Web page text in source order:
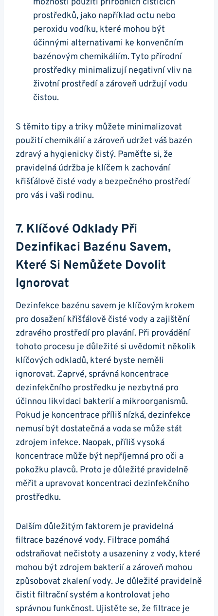
prostředků, jako například octu nebo
peroxidu vodíku, které mohou být
účinnými alternativami ke konvenčním
bazénovým chemikáliím. Tyto přírodní
prostředky minimalizují negativní vliv na
životní prostředí a zároveň udržují vodu
čistou.
S těmito tipy a triky můžete minimalizovat
použití chemikálií a zároveň udržet váš bazén
zdravý a hygienicky čistý. Paměťte si, že
pravidelná údržba je klíčem k zachování
křišťálově čisté vody a bezpečného prostředí
pro vás i vaši rodinu.
7. Klíčové Odklady Při
Dezinfikaci Bazénu Savem,
Které Si Nemůžete Dovolit
Ignorovat
Dezinfekce bazénu savem je klíčovým krokem
pro dosažení křišťálově čisté vody a zajištění
zdravého prostředí pro plavání. Při provádění
tohoto procesu je důležité si uvědomit několik
klíčových odkladů, které byste neměli
ignorovat. Zaprvé, správná koncentrace
dezinfekčního prostředku je nezbytná pro
účinnou likvidaci bakterií a mikroorganismů.
Pokud je koncentrace příliš nízká, dezinfekce
nemusí být dostatečná a voda se může stát
zdrojem infekce. Naopak, příliš vysoká
koncentrace může být nepříjemná pro oči a
pokožku plavců. Proto je důležité pravidelně
měřit a upravovat koncentraci dezinfekčního
prostředku.
Dalším důležitým faktorem je pravidelná
filtrace bazénové vody. Filtrace pomáhá
odstraňovat nečistoty a usazeniny z vody, které
mohou být zdrojem bakterií a zároveň mohou
způsobovat zkalení vody. Je důležité pravidelně
čistit filtrační systém a kontrolovat jeho
správnou funkčnost. Ujistěte se, že filtrace je